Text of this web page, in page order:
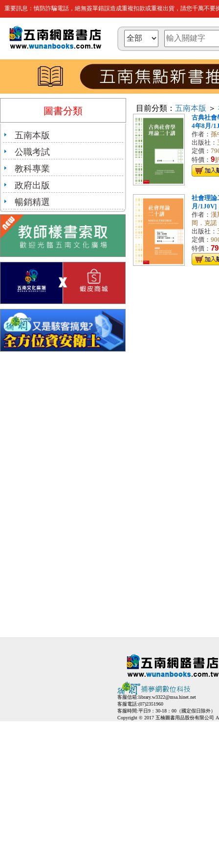
重要訊息：慎防詐騙電話，絕無簽單錯誤造成重複扣款或重複出貨，請您千萬不要
圖書分類
五南本版
公職考試
教科專業
政府出版
暢銷精選
目前分類： 五南本版 ＞
古典社會
4年8月/
作者： 孫
出版社：
定價：
特價： 9
社會理論
月/1J0V]
作者： 漢
岡．克諾
出版社：
定價：
特價： 79
客服信箱:library.w3322@msa.hinet.net
客服電話:(07)2351960
客服時間:平日9：30-18：00（國定假日除外）
Copyright © 2017 五楠圖書用品股份有限公司